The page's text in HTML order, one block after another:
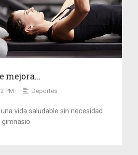
mejora...
PM Deportes
vida saludable sin necesidad